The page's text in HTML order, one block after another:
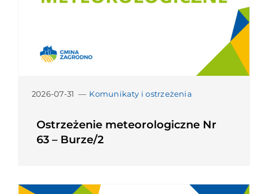
2026-07-31 — Komunikaty i ostrzeżenia
Ostrzeżenie meteorologiczne Nr
63 – Burze/2